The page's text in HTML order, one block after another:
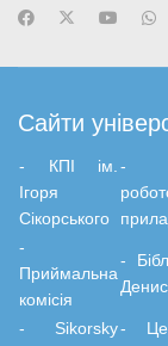
Сайти
- КПІ ім.
Ігоря
Сікорського
-
Приймальна
комісія
-
- Sikorsky-